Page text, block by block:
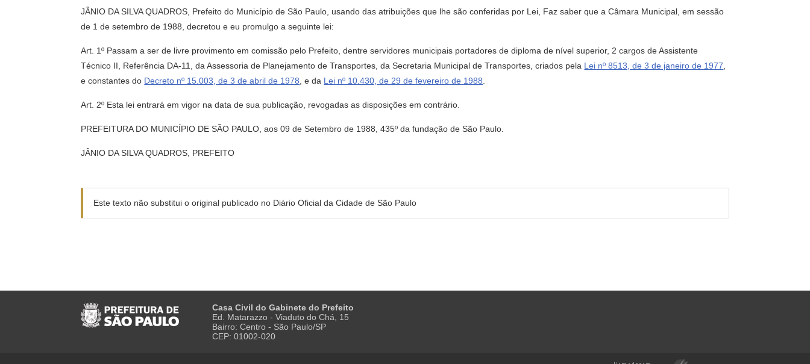
JÂNIO DA SILVA QUADROS, Prefeito do Município de São Paulo, usando das atribuições que lhe são conferidas por Lei, Faz saber que a Câmara Municipal, em sessão
de 1 de setembro de 1988, decretou e eu promulgo a seguinte lei:
Art. 1º Passam a ser de livre provimento em comissão pelo Prefeito, dentre servidores municipais portadores de diploma de nível superior, 2 cargos de Assistente
Técnico II, Referência DA-11, da Assessoria de Planejamento de Transportes, da Secretaria Municipal de Transportes, criados pela Lei nº 8513, de 3 de janeiro de 1977
e constantes do Decreto nº 15.003, de 3 de abril de 1978 , e da Lei nº 10.430, de 29 de fevereiro de 1988
Art. 2º Esta lei entrará em vigor na data de sua publicação, revogadas as disposições em contrário.
PREFEITURA DO MUNICÍPIO DE SÃO PAULO, aos 09 de Setembro de 1988, 435º da fundação de São Paulo.
JÂNIO DA SILVA QUADROS, PREFEITO
Este texto não substitui o original publicado no Diário Oficial da Cidade de São Paulo
Casa Civil do Gabinete do Prefeito
Ed. Matarazzo - Viaduto do Chá, 15
Bairro: Centro - São Paulo/SP
CEP: 01002-020